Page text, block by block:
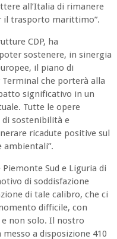
all’Italia di rimanere
il trasporto marittimo”.
CDP, ha
sostenere, in sinergia
il piano di
che porterà alla
significativo in un
Tutte le opere
di sostenibilità e
ricadute positive sul
Sud e Liguria di
di soddisfazione
di tale calibro, che ci
difficile, con
non solo. Il nostro
messo a disposizione 410